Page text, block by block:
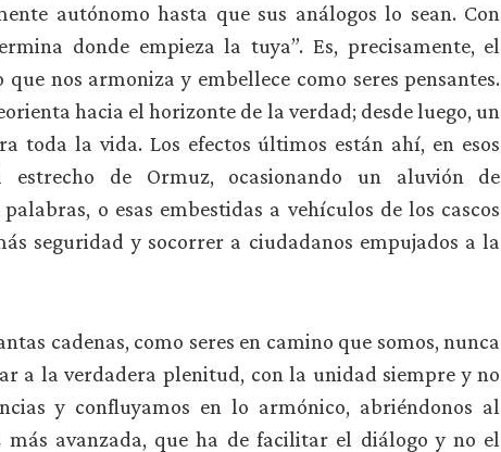
autónomo hasta que sus análogos lo sean. Con
donde empieza la tuya”. Es, precisamente, el
nos armoniza y embellece como seres pensantes.
hacia el horizonte de la verdad; desde luego, un
toda la vida. Los efectos últimos están ahí, en esos
estrecho de Ormuz, ocasionando un aluvión de
o esas embestidas a vehículos de los cascos
seguridad y socorrer a ciudadanos empujados a la
cadenas, como seres en camino que somos, nunca
a la verdadera plenitud, con la unidad siempre y no
y confluyamos en lo armónico, abriéndonos al
avanzada, que ha de facilitar el diálogo y no el